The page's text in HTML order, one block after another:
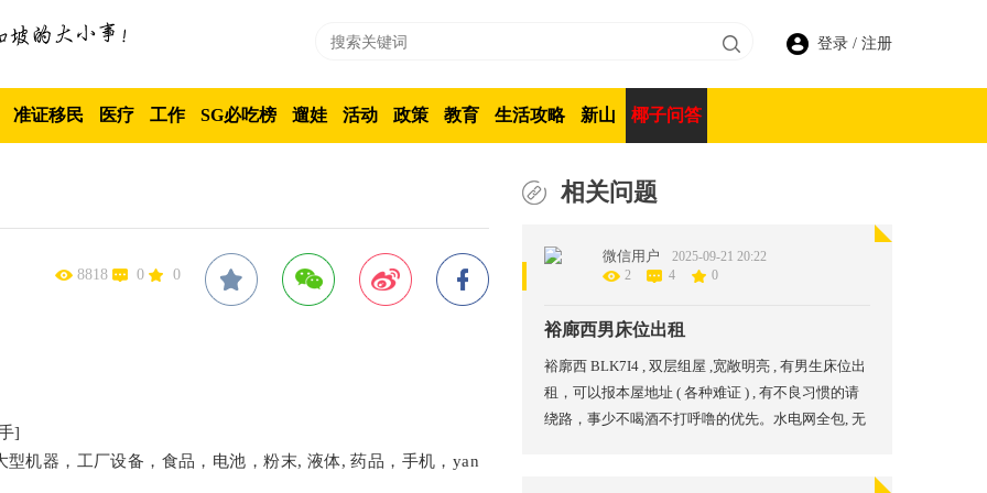
登录 / 注册
准证移民 医疗 工作 SG必吃榜 遛娃 活动 政策 教育 生活攻略 新山 椰子问答
8818 0 0
]
机器，工厂设备，食品，电池，粉末, 液体, 药品，手机，yan
相关问题
微信用户
2025-09-21 20:22
2
4 0
裕廊西男床位出租
裕廓西 BLK7I4 , 双层组屋 ,宽敞明亮 , 有男生床位出
租，可以报本屋地址 ( 各种难证 ) , 有不良习惯的请
绕路，事少不喝酒不打呼噜的优先。水电网全包, 无